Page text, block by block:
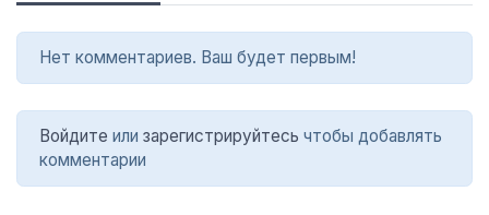
Нет комментариев. Ваш будет первым!
Войдите или зарегистрируйтесь чтобы добавлять
комментарии